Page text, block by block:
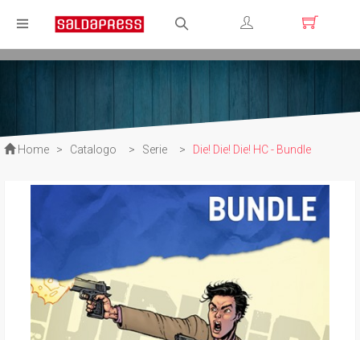
Registrati
Home > Catalogo > Serie > Die! Die! Die! HC - Bundle